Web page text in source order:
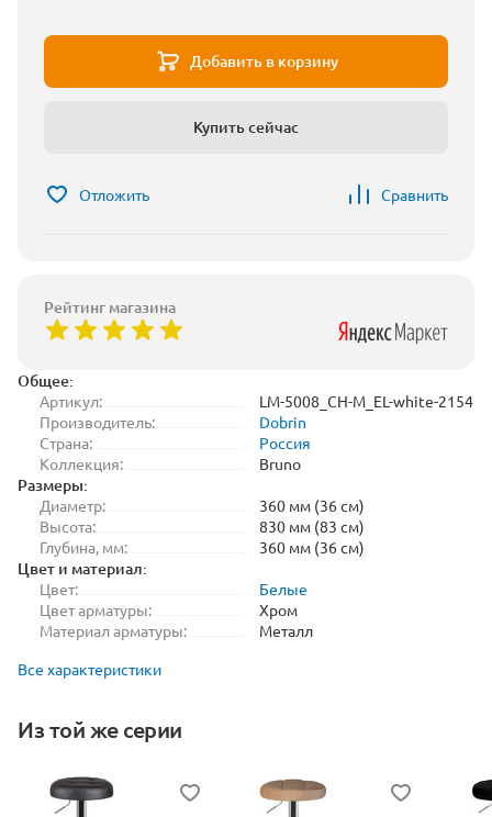
Общее:
Артикул:
LM-5008_CH-M_EL-white-2154
Производитель:
Dobrin
Страна:
Россия
Коллекция:
Bruno
Размеры:
Диаметр:
360 мм (36 см)
Высота:
830 мм (83 см)
Глубина, мм:
360 мм (36 см)
Цвет и материал:
Цвет:
Белые
Цвет арматуры:
Хром
Материал арматуры:
Металл
Все характеристики
Из той же серии
Добавить в корзину
Купить сейчас
Отложить Сравнить
Рейтинг магазина